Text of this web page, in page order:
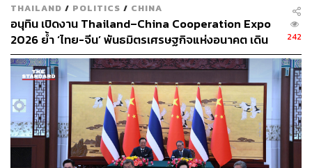
TAGS: เอส-ชิษณุพงศ์ สกุลนันทิพัฒน์
ปรัชญา ปิ่นแก้ว
ความสัมพันธ์ไทย-จีน
หนังสั้น
มุก-วรนิษฐ์ ถาวรวงศ์
มหาวิทยาลัยราชภัฏสวนสุนันทา
ภาพยนตร์สั้น
สมาคมผู้สื่อข่าวไทย-จีน
สายใยรักสองแผ่นดิน
THAILAND / POLITICS / CHINA
อนุทิน เปิดงาน Thailand–China Cooperation Expo
2026 ย้ำ ‘ไทย-จีน’ พันธมิตรเศรษฐกิจแห่งอนาคต เดิน
หน้าดึงลงทุน เทคโนโลยี และนวัตกรรม
242